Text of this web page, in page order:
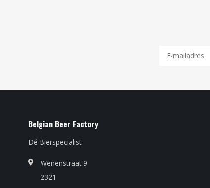
Belgian Beer Factory
Dé Bierspecialist
Wenenstraat 9
2321